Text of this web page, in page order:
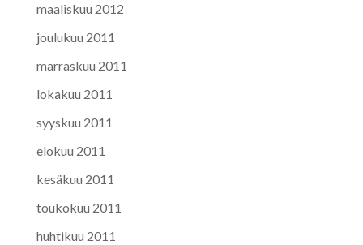
maaliskuu 2012
joulukuu 2011
marraskuu 2011
lokakuu 2011
syyskuu 2011
elokuu 2011
kesäkuu 2011
toukokuu 2011
huhtikuu 2011